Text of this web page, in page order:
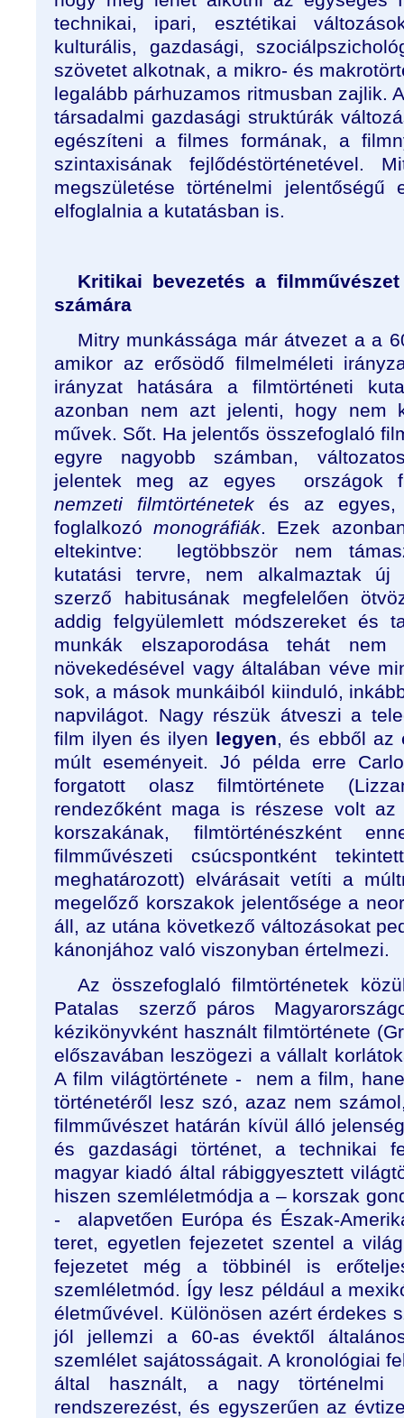
technikai, ipari, esztétikai
kulturális, gazdasági,
szövetet alkotnak, a mikro- és
legalább párhuzamos ritmusban zajlik.
társadalmi gazdasági struktúrák
egészíteni a filmes formának, a
szintaxisának fejlődéstörténetével.
megszületése történelmi
elfoglalnia a kutatásban is.
Kritikai bevezetés a
számára
Mitry munkássága már átvezet a a
amikor az erősödő filmelméleti
irányzat hatására a filmtörténeti
azonban nem azt jelenti, hogy nem
művek. Sőt. Ha jelentős összefoglaló
egyre nagyobb számban,
jelentek meg az egyes
országok
nemzeti filmtörténetekés az egyes,
foglalkozómonográfiák. Ezek
eltekintve:
legtöbbször nem
kutatási tervre, nem alkalmaztak új
szerző habitusának megfelelően
addig felgyülemlett módszereket és
munkák elszaporodása tehát nem
növekedésével vagy általában véve
sok, a mások munkáiból kiinduló,
napvilágot. Nagy részük átveszi a
film ilyen és ilyen legyen, és ebből az
múlt eseményeit. Jó példa erre
forgatott olasz filmtörténete
rendezőként maga is részese volt
korszakának, filmtörténészként
filmművészeti csúcspontként
meghatározott) elvárásait vetíti a
megelőző korszakok jelentősége a
áll, az utána következő változásokat
kánonjához való viszonyban értelmezi.
Az összefoglaló filmtörténetek
Patalas
szerző páros
kézikönyvként használt filmtörténete
előszavában leszögezi a vállalt
A film világtörténete -
nem a film,
történetéről lesz szó, azaz nem
filmművészet határán kívül álló
és gazdasági történet, a technikai
magyar kiadó által rábiggyesztett
hiszen szemléletmódja a – korszak
-
alapvetően Európa és Észak-
teret, egyetlen fejezetet szentel a
fejezetet még a többinél is
szemléletmód. Így lesz például a
életművével. Különösen azért érdekes
jól jellemzi a 60-as évektől
szemlélet sajátosságait. A kronológiai
által használt, a nagy történelmi
rendszerezést, és egyszerűen az